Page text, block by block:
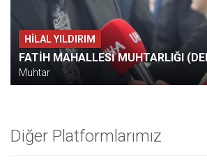
HİLAL YILDIRIM
FATİH MAHALLESİ MUHTARLIĞI
Muhtar
Diğer Platformlarımız